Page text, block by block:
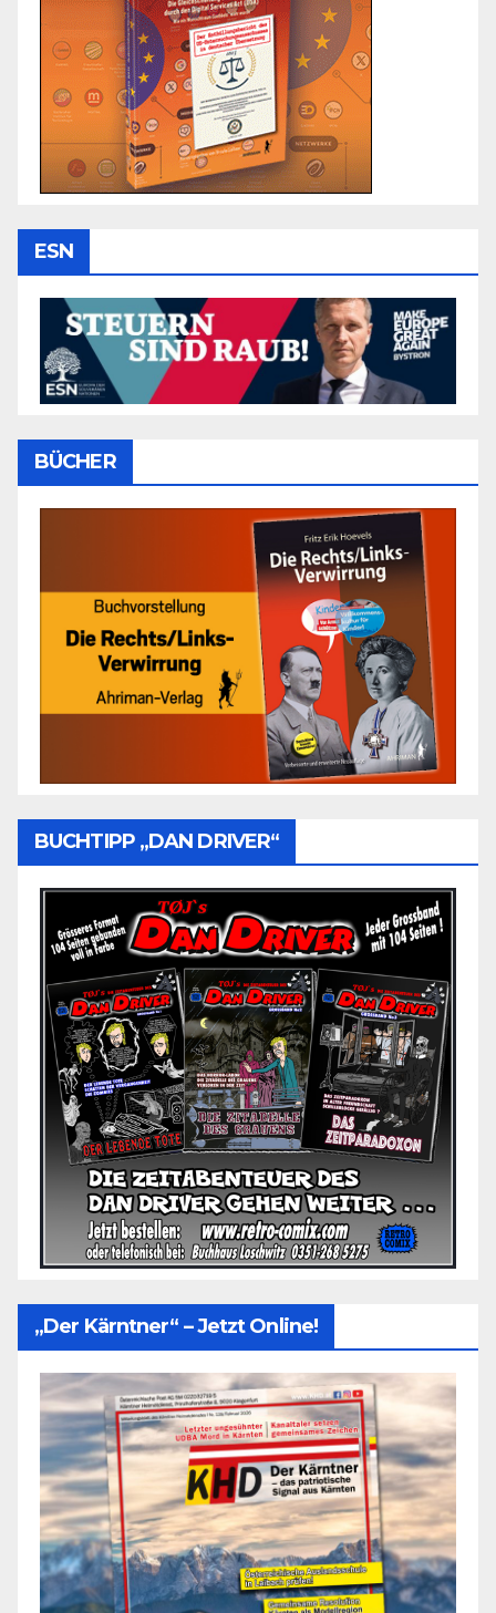
ESN
BÜCHER
BUCHTIPP „DAN DRIVER“
„Der Kärntner“ – Jetzt Online!